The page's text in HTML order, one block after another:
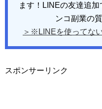
ます！LINEの友達追
ンコ副業の
＞※LINEを使ってな
スポンサーリンク